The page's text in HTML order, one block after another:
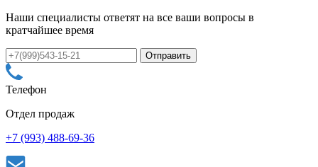
Наши специалисты ответят на все ваши вопросы в
кратчайшее время
Телефон
Отдел продаж
+7 (993) 488-69-36